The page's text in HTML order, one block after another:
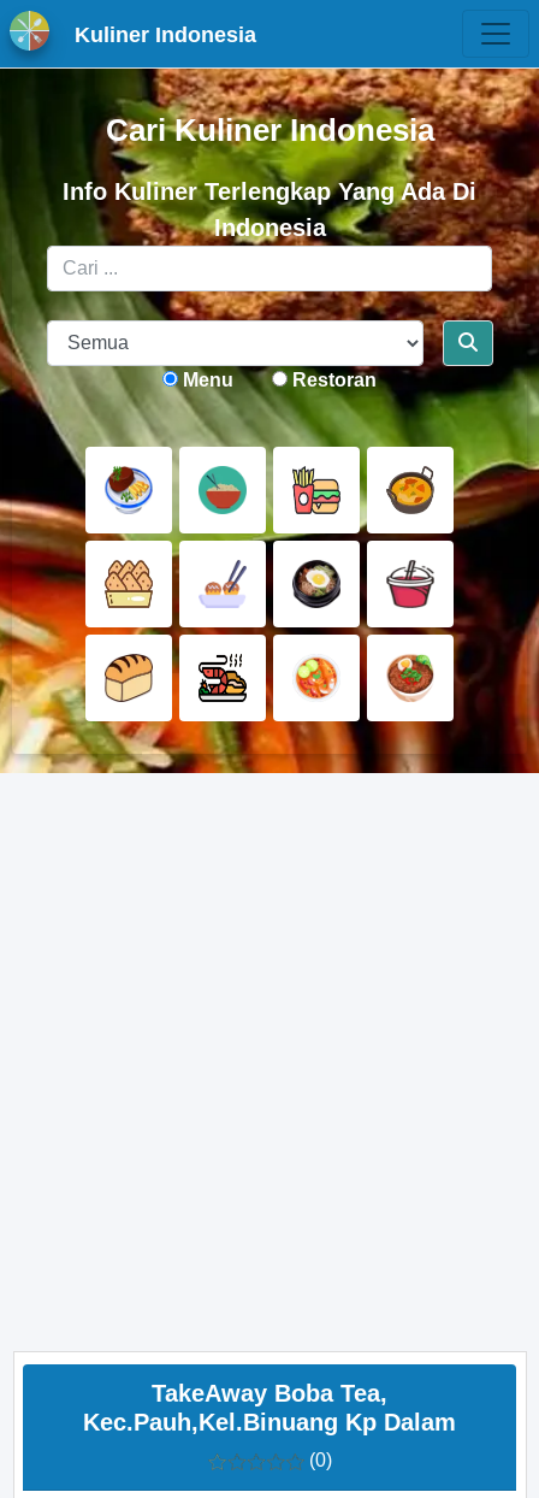
Kuliner Indonesia
Cari Kuliner Indonesia
Info Kuliner Terlengkap Yang Ada Di
Indonesia
Menu Restoran
TakeAway Boba Tea,
Kec.Pauh,Kel.Binuang Kp Dalam
(0)